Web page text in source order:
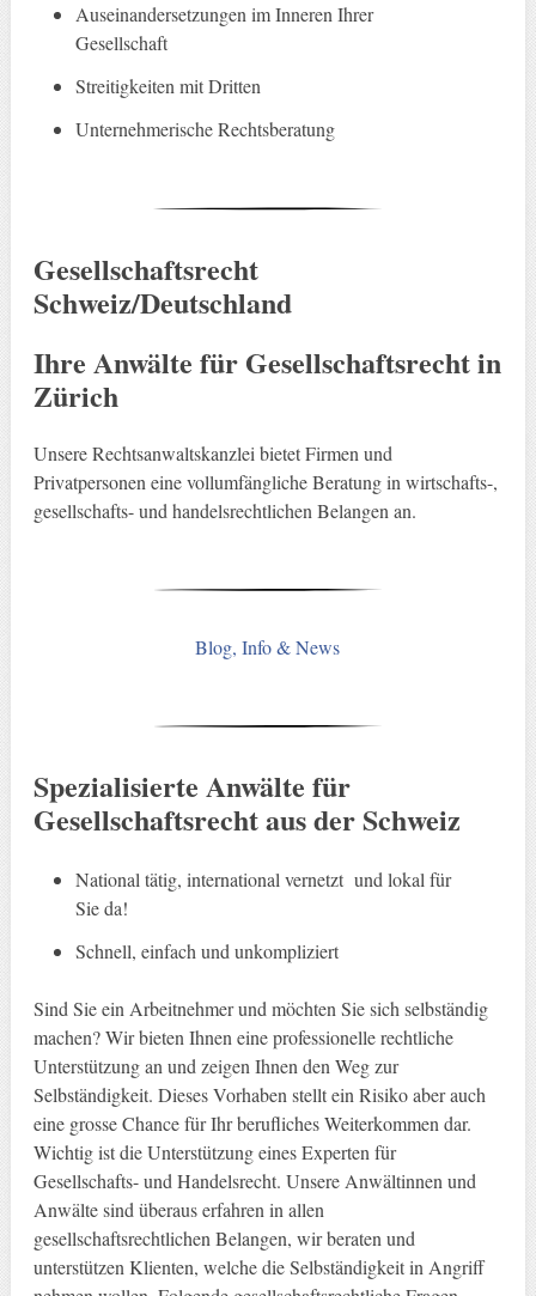
Auseinandersetzungen im Inneren Ihrer
Gesellschaft
Streitigkeiten mit Dritten
Unternehmerische Rechtsberatung
Gesellschaftsrecht
Schweiz/Deutschland
Ihre Anwälte für Gesellschaftsrecht in
Zürich
Unsere Rechtsanwaltskanzlei bietet Firmen und
Privatpersonen eine vollumfängliche Beratung in wirtschafts-,
gesellschafts- und handelsrechtlichen Belangen an.
Blog, Info & News
Spezialisierte Anwälte für
Gesellschaftsrecht aus der Schweiz
National tätig, international vernetzt und lokal für
Sie da!
Schnell, einfach und unkompliziert
Sind Sie ein Arbeitnehmer und möchten Sie sich selbständig
machen? Wir bieten Ihnen eine professionelle rechtliche
Unterstützung an und zeigen Ihnen den Weg zur
Selbständigkeit. Dieses Vorhaben stellt ein Risiko aber auch
eine grosse Chance für Ihr berufliches Weiterkommen dar.
Wichtig ist die Unterstützung eines Experten für
Gesellschafts- und Handelsrecht. Unsere Anwältinnen und
Anwälte sind überaus erfahren in allen
gesellschaftsrechtlichen Belangen, wir beraten und
unterstützen Klienten, welche die Selbständigkeit in Angriff